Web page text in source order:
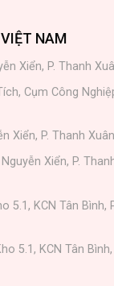
NAM
Xiển, P. Thanh
Cụm Công
Xiển, P. Thanh
Xiển, P.
5.1, KCN Tân Bình,
5.1, KCN Tân